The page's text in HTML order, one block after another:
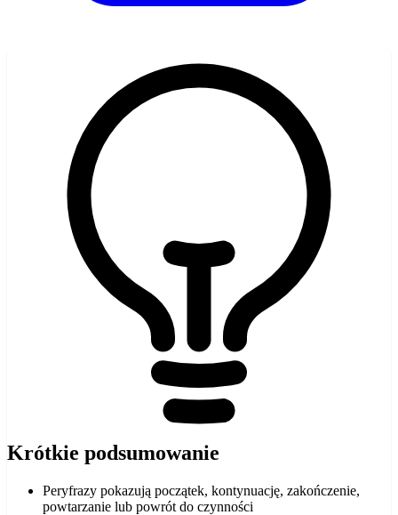
Krótkie podsumowanie
Peryfrazy pokazują początek, kontynuację, zakończenie,
powtarzanie lub powrót do czynności